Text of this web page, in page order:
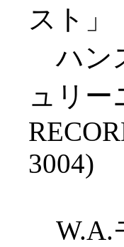
スト」
ハン
ュリー
3004)
W.A.